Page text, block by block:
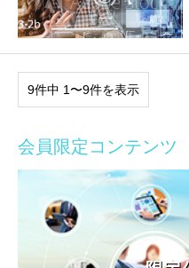
9件中 1〜9件を表示
会員限定コンテンツ